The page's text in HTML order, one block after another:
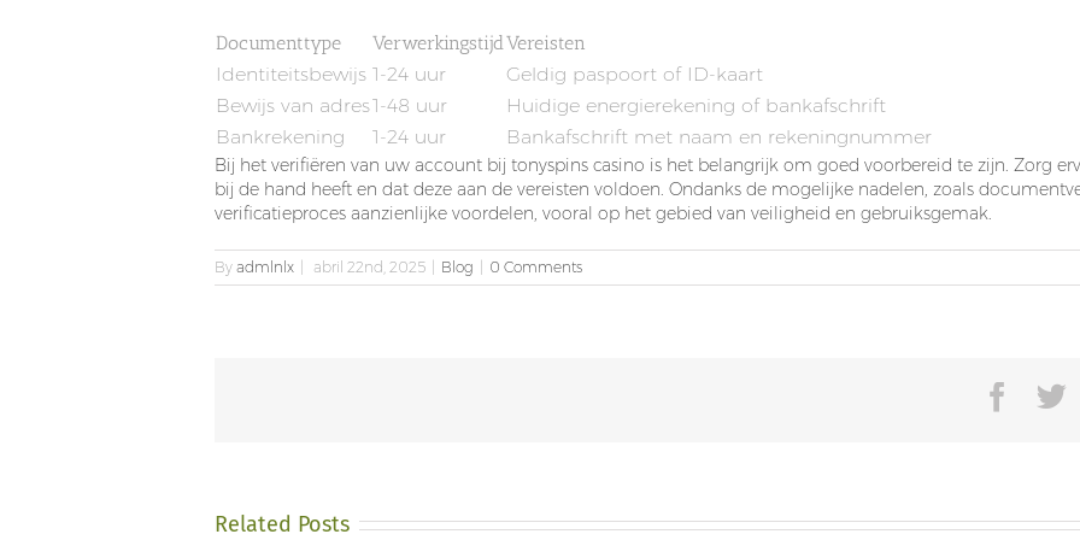
Documenttype VerwerkingstijdVereisten
Identiteitsbewijs 1-24 uur
Geldig paspoort of ID-kaart
Bewijs van adres1-48 uur
Huidige energierekening of bankafschrift
Bankrekening
1-24 uur Bankafschrift met naam en rekeningnummer
Bij het verifiëren van uw account bij tonyspins casino is het belangrijk om goed voorbereid te zijn. Zorg
bij de hand heeft en dat deze aan de vereisten voldoen. Ondanks de mogelijke nadelen, zoals
verificatieproces aanzienlijke voordelen, vooral op het gebied van veiligheid en gebruiksgemak.
By admlnlx abril 22nd, 2025 Blog 0 Comments
Related Posts